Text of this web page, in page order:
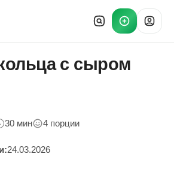
с сыром
30 мин 4 порции
24.03.2026